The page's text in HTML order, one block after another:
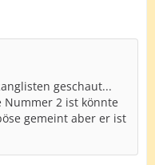
geschaut...
Nummer 2 ist könnte
gemeint aber er ist